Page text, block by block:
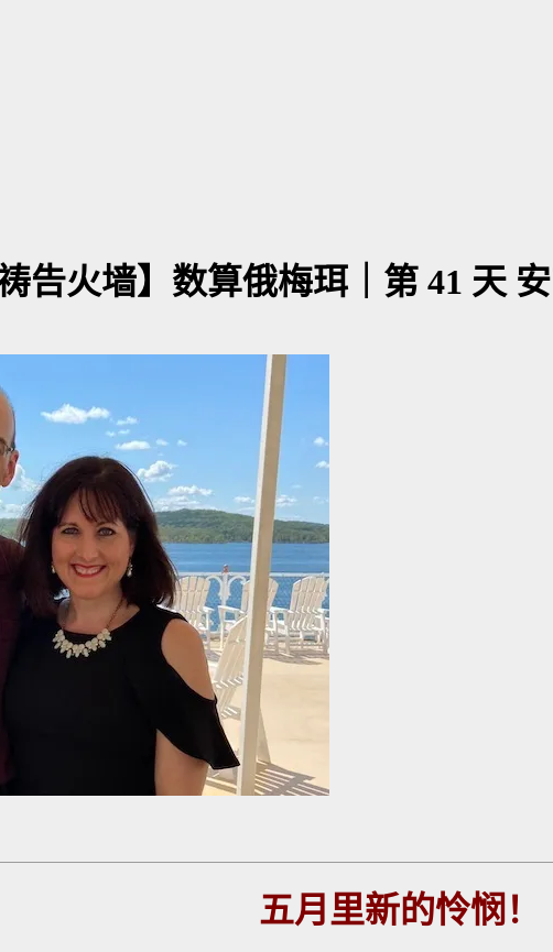
告火墙】数算俄梅珥｜第 41 天
五月里新的怜悯！